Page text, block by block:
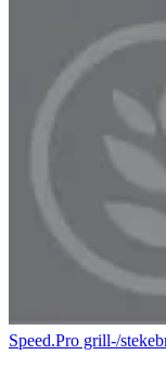
Speed.Pro grill-/